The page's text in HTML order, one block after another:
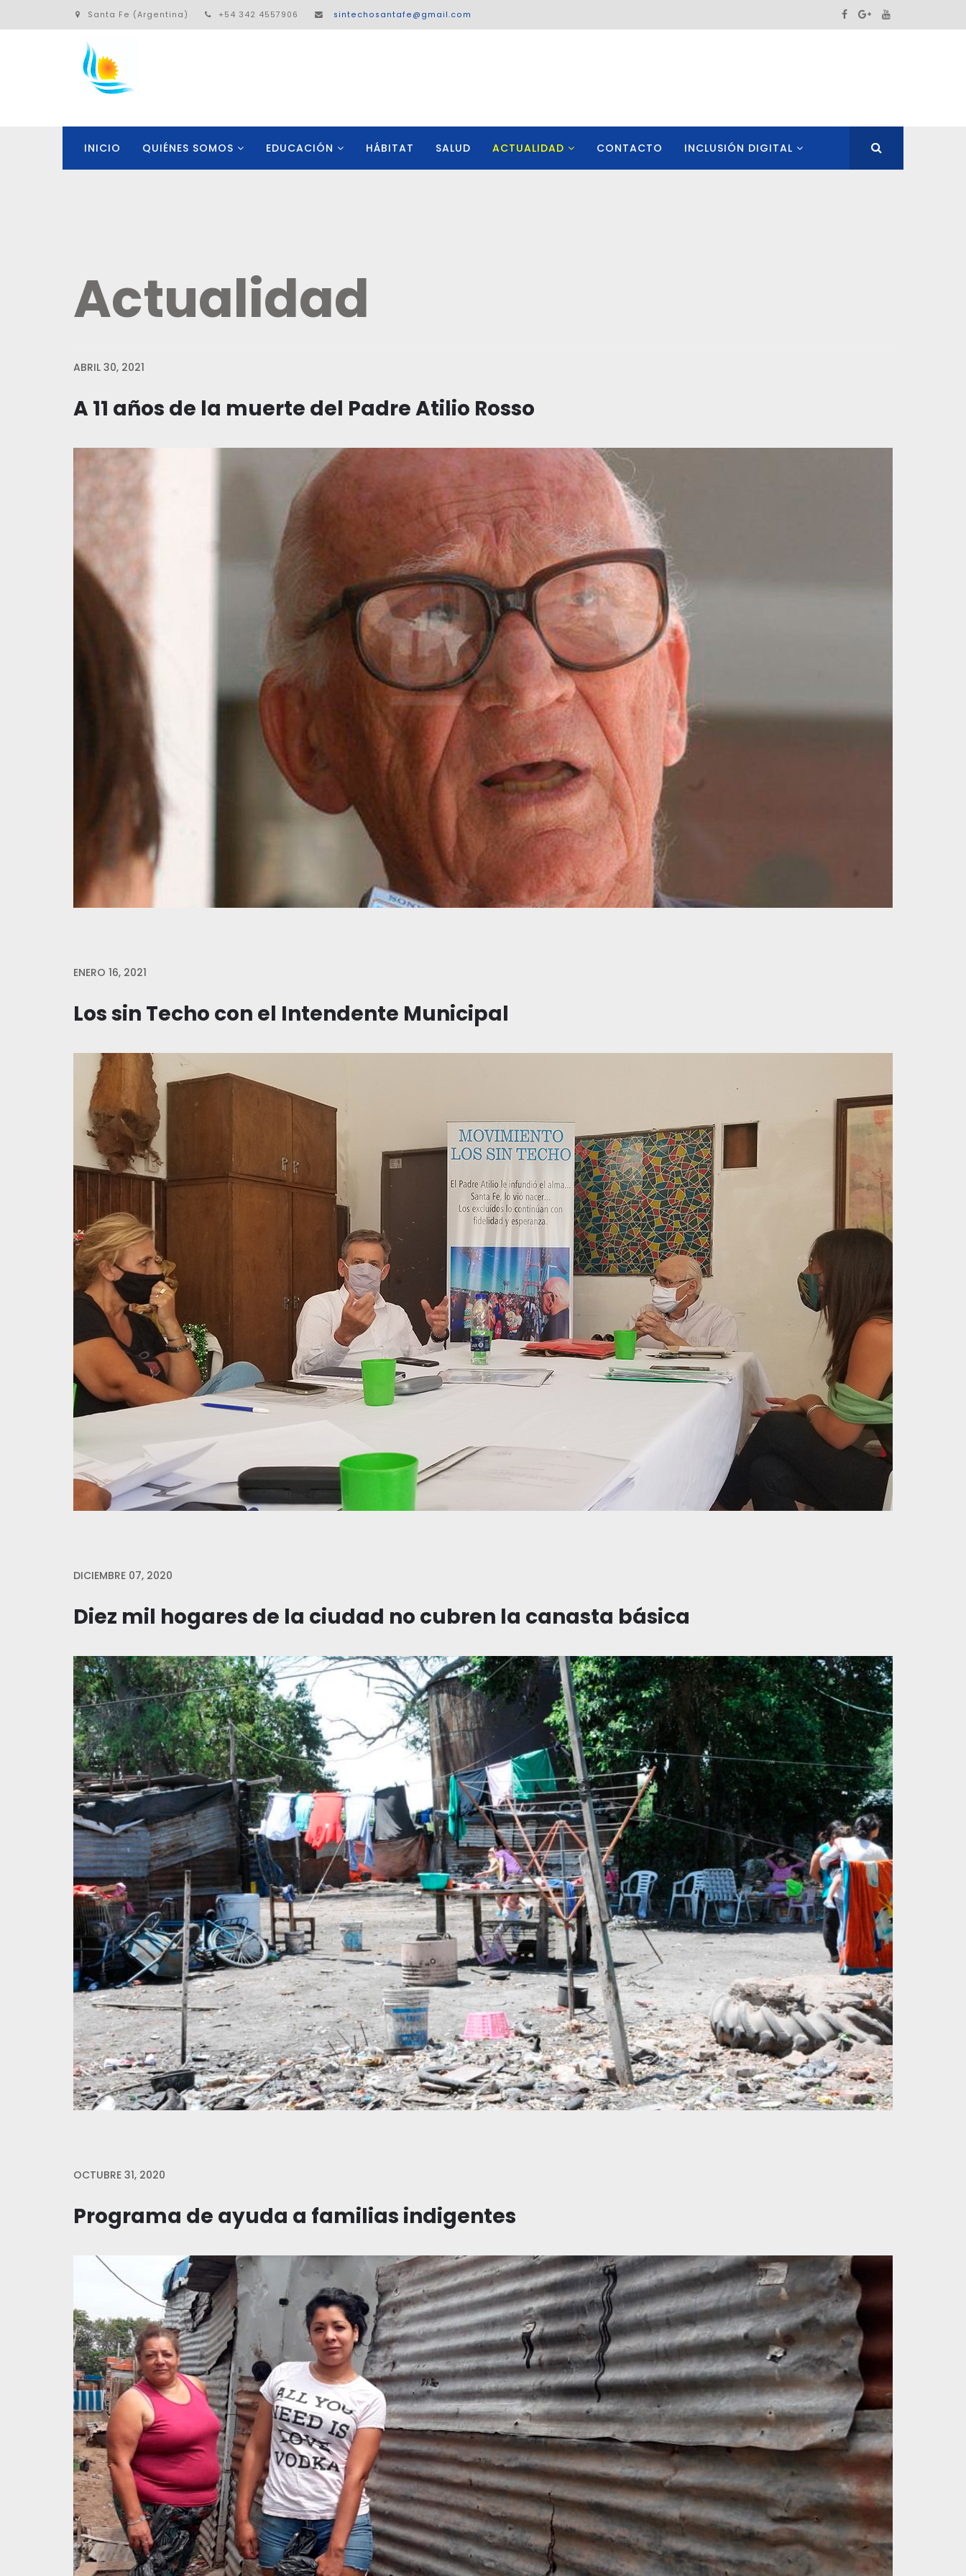
Santa Fe (Argentina) +54 342 4557906 sintechosantafe@gmail.com
INICIO QUIÉNES SOMOS EDUCACIÓN HÁBITAT SALUD ACTUALIDAD CONTACTO INCLUSIÓN DIGITAL
Actualidad
ABRIL 30, 2021
A 11 años de la muerte del Padre Atilio Rosso
ENERO 16, 2021
Los sin Techo con el Intendente Municipal
DICIEMBRE 07, 2020
Diez mil hogares de la ciudad no cubren la canasta básica
OCTUBRE 31, 2020
Programa de ayuda a familias indigentes